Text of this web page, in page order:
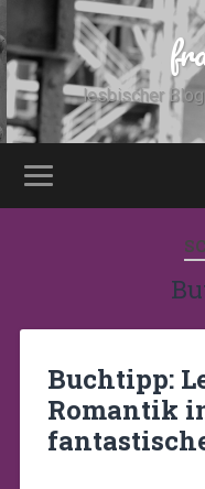
lesbischer
Buchtipp:
Romantik